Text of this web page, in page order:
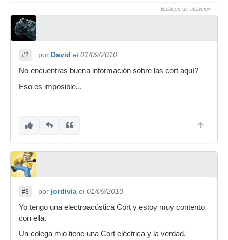
Enlaces de afiliación
#2 por David el 01/09/2010
No encuentras buena información sobre las cort aquí?
Eso es imposible...
#3 por jordivia el 01/09/2010
Yo tengo una electroacústica Cort y estoy muy contento
con ella.
Un colega mio tiene una Cort eléctrica y la verdad,